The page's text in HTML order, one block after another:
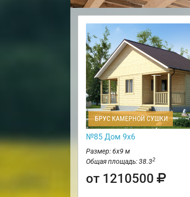
БРУС КАМЕРНОЙ СУШКИ
№85 Дом 9х6
Размер: 6х9 м
Общая площадь: 38.32
от 1210500